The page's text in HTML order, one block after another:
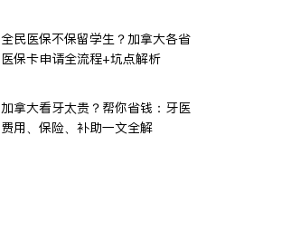
全民医保不保留学生？加拿大各省
医保卡申请全流程+坑点解析
加拿大看牙太贵？帮你省钱：牙医
费用、保险、补助一文全解